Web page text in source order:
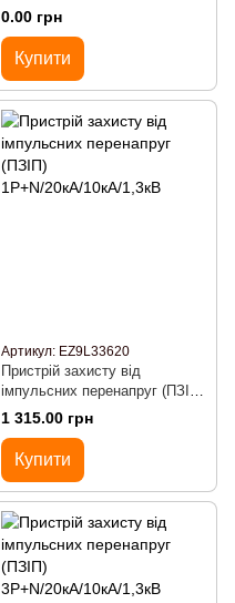
0.00 грн
Купити
Артикул: EZ9L33620
Пристрій захисту від
імпульсних перенапруг (ПЗІП)
1Р+N/20кА/10кА/1,3кВ
1 315.00 грн
Купити